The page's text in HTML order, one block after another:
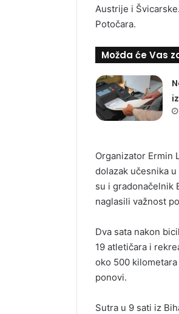
Austrije i
Potočara.
Možda će Vas
Organizator Ermin
dolazak učesnika
su i gradonačelnik
naglasili važnost
Dva sata nakon
19 atletičara i
oko 500
ponovi.
Sutra u 9 sati iz